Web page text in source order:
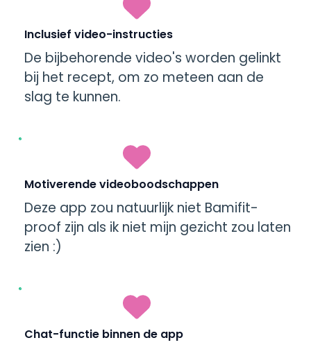
Inclusief video-instructies
De bijbehorende video's worden gelinkt
bij het recept, om zo meteen aan de
slag te kunnen.
Motiverende videoboodschappen
Deze app zou natuurlijk niet Bamifit-
proof zijn als ik niet mijn gezicht zou laten
zien :)
Chat-functie binnen de app